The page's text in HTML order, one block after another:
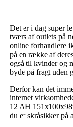
Det er i dag super
tværs af outlets på
online forhandlere
på en række af
også til kvinder og
byde på fragt uden
Derfor kan det
internet
12 AH
du er skråsikker på